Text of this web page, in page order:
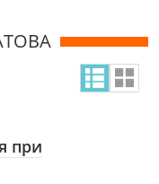
при